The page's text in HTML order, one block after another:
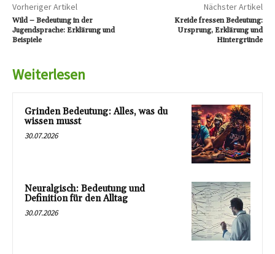
Vorheriger Artikel
Wild – Bedeutung in der
Jugendsprache: Erklärung und
Beispiele
Nächster Artikel
Kreide fressen Bedeutung:
Ursprung, Erklärung und
Hintergründe
Weiterlesen
Grinden Bedeutung: Alles, was du
wissen musst
30.07.2026
Neuralgisch: Bedeutung und
Definition für den Alltag
30.07.2026